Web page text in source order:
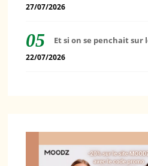
27/07/2026
Et si on se penchait sur
22/07/2026